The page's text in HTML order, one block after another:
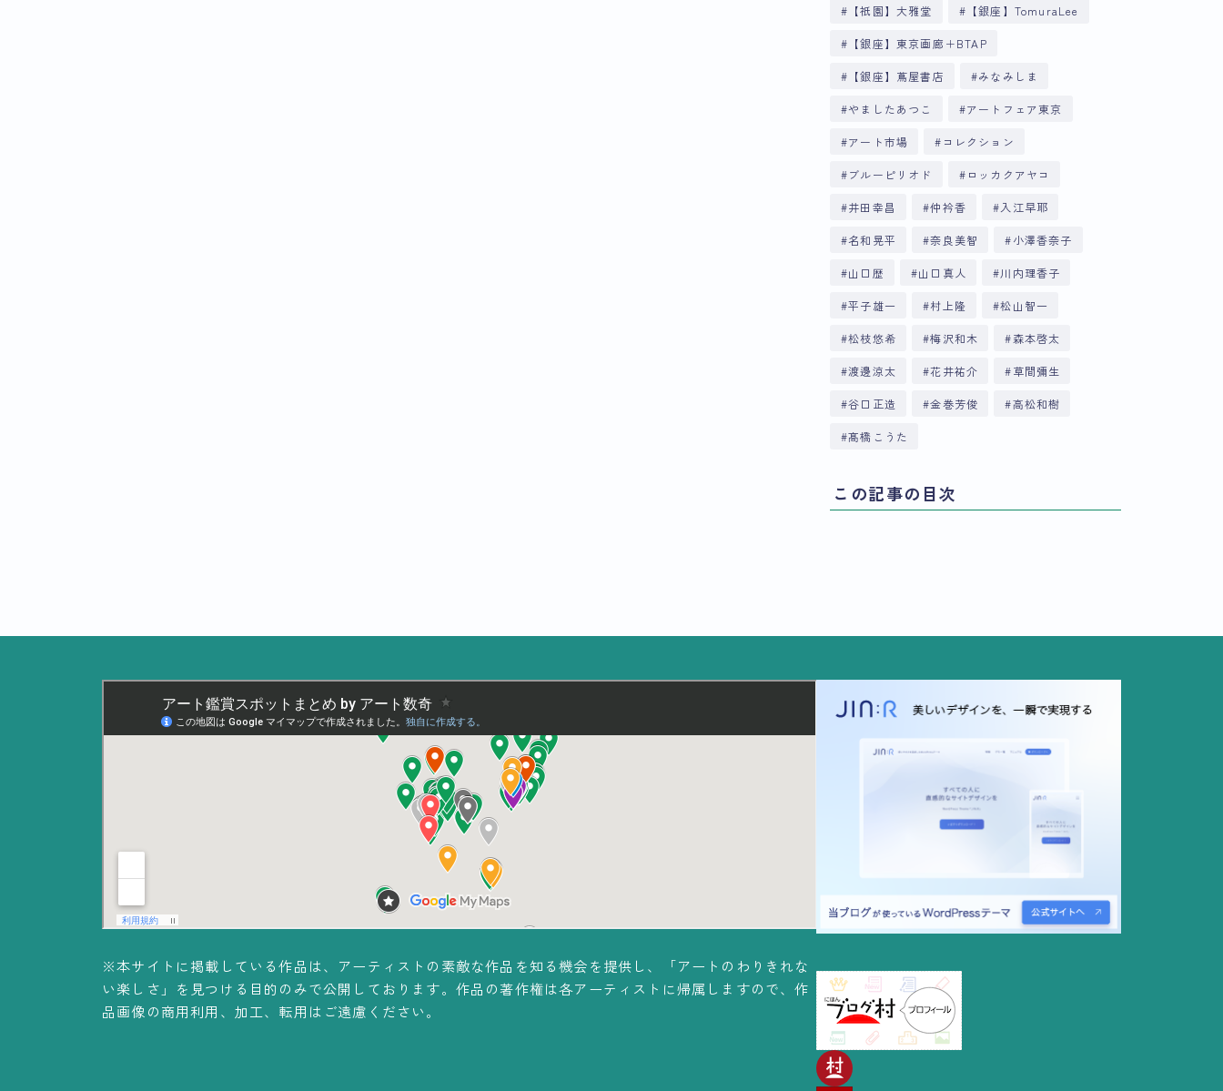
【祇園】大雅堂 【銀座】TomuraLee
【銀座】東京画廊＋BTAP
【銀座】蔦屋書店 みなみしま
やましたあつこ アートフェア東京
アート市場 コレクション
ブルーピリオド ロッカクアヤコ
井田幸昌 仲衿香 入江早耶
名和晃平 奈良美智 小澤香奈子
山口歴 山口真人 川内理香子
平子雄一 村上隆 松山智一
松枝悠希 梅沢和木 森本啓太
渡邊涼太 花井祐介 草間彌生
谷口正造 金巻芳俊 高松和樹
髙橋こうた
この記事の目次
※本サイトに掲載している作品は、アーティストの素敵な作品を知る機会を提供し、「アートのわりきれな
い楽しさ」を見つける目的のみで公開しております。作品の著作権は各アーティストに帰属しますので、作
品画像の商用利用、加工、転用はご遠慮ください。